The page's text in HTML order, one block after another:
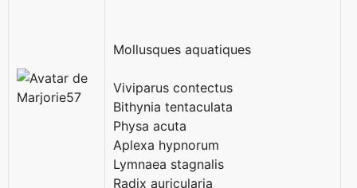
Mollusques aquatiques
Viviparus contectus
Bithynia tentaculata
Physa acuta
Aplexa hypnorum
Lymnaea stagnalis
Radix auricularia